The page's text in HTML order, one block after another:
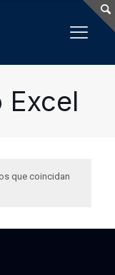
Excel
que coincidan